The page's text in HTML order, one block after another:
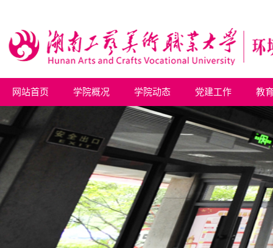
网站首页 学院概况 学院动态 党建工作 教